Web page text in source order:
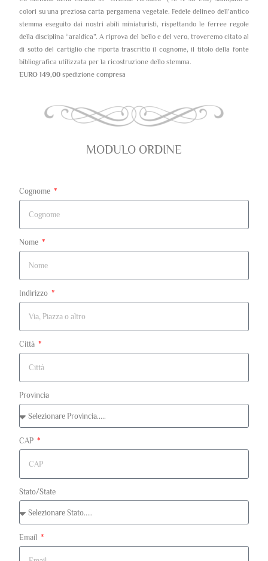
colori su una preziosa carta pergamena vegetale. Fedele delineo dell’antico
stemma eseguito dai nostri abili miniaturisti, rispettando le ferree regole
della disciplina “araldica”. A riprova del bello e del vero, troveremo citato al
di sotto del cartiglio che riporta trascritto il cognome, il titolo della fonte
bibliografica utilizzata per la ricostruzione dello stemma.
EURO 149,00 spedizione compresa
MODULO ORDINE
Cognome
Nome
Indirizzo
Città
Provincia
CAP
Stato/State
Email